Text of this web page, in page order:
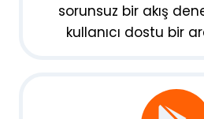
sorunsuz bir akış
kullanıcı dostu bir